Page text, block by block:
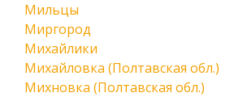
Мильцы
Миргород
Михайлики
Михайловка (Полтавская обл.)
Михновка (Полтавская обл.)